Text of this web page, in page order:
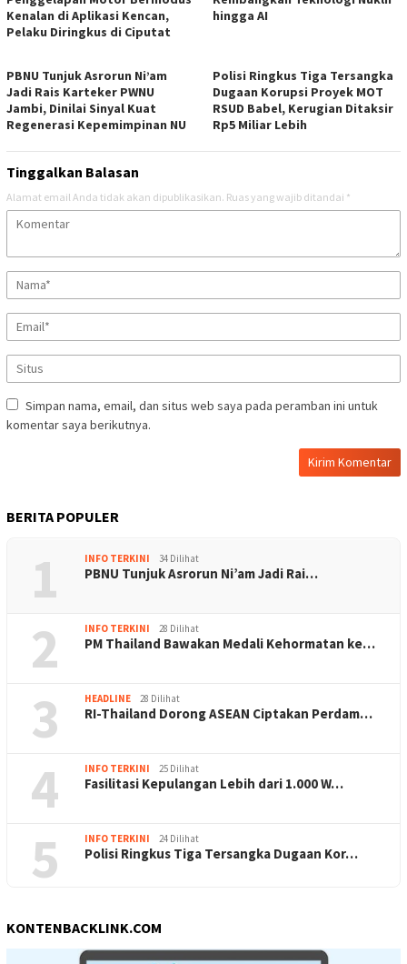
Kenalan di Aplikasi Kencan,
Pelaku Diringkus di Ciputat
hingga AI
PBNU Tunjuk Asrorun Ni’am
Jadi Rais Karteker PWNU
Jambi, Dinilai Sinyal Kuat
Regenerasi Kepemimpinan NU
Polisi Ringkus Tiga Tersangka
Dugaan Korupsi Proyek MOT
RSUD Babel, Kerugian Ditaksir
Rp5 Miliar Lebih
Tinggalkan Balasan
Alamat email Anda tidak akan dipublikasikan. Ruas yang wajib ditandai *
Simpan nama, email, dan situs web saya pada peramban ini untuk
komentar saya berikutnya.
BERITA POPULER
1 INFO TERKINI 34 Dilihat
PBNU Tunjuk Asrorun Ni’am Jadi Rai…
2 INFO TERKINI 28 Dilihat
PM Thailand Bawakan Medali Kehormatan ke…
3 HEADLINE 28 Dilihat
RI-Thailand Dorong ASEAN Ciptakan Perdam…
4 INFO TERKINI 25 Dilihat
Fasilitasi Kepulangan Lebih dari 1.000 W…
5 INFO TERKINI 24 Dilihat
Polisi Ringkus Tiga Tersangka Dugaan Kor…
KONTENBACKLINK.COM